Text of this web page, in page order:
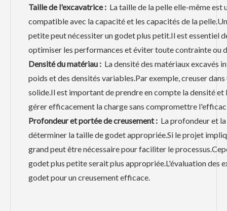
Taille de l'excavatrice : La taille de la pelle elle-même
compatible avec la capacité et les capacités de la
petite peut nécessiter un godet plus petit.Il est essentiel
optimiser les performances et éviter toute contrainte ou
Densité du matériau : La densité des matériaux excavés
poids et des densités variables.Par exemple, creuser
solide.Il est important de prendre en compte la densité
gérer efficacement la charge sans compromettre
Profondeur et portée de creusement : La profondeur et
déterminer la taille de godet appropriée.Si le projet
grand peut être nécessaire pour faciliter le
godet plus petite serait plus appropriée.L'évaluation des
godet pour un creusement efficace.